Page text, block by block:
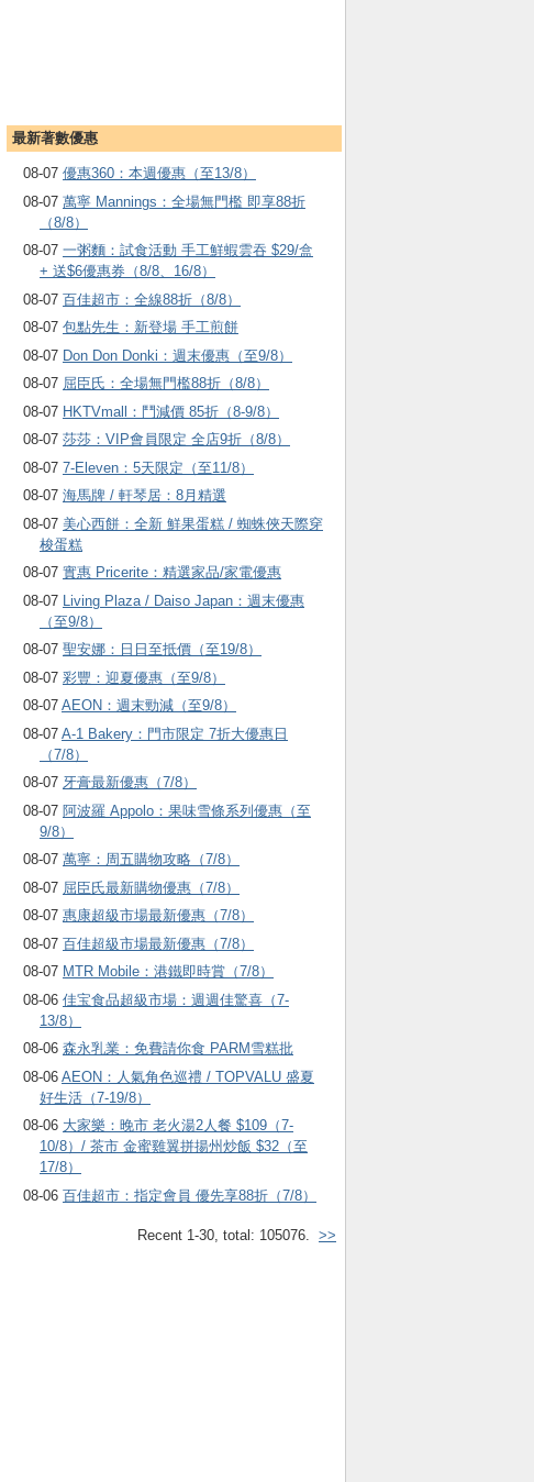
最新著數優惠
08-07 優惠360：本週優惠（至13/8）
08-07 萬寧 Mannings：全場無門檻 即享88折
（8/8）
08-07 一粥麵：試食活動 手工鮮蝦雲吞 $29/盒
+ 送$6優惠券（8/8、16/8）
08-07 百佳超市：全線88折（8/8）
08-07 包點先生：新登場 手工煎餅
08-07 Don Don Donki：週末優惠（至9/8）
08-07 屈臣氏：全場無門檻88折（8/8）
08-07 HKTVmall ：鬥減價 85折（8-9/8）
08-07 莎莎：VIP會員限定 全店9折（8/8）
08-07 7-Eleven：5天限定（至11/8）
08-07 海馬牌 / 軒琴居：8月精選
08-07 美心西餅：全新 鮮果蛋糕 / 蜘蛛俠天際穿
梭蛋糕
08-07 實惠 Pricerite：精選家品/家電優惠
08-07
Living Plaza / Daiso Japan：週末優惠
（至9/8）
08-07 聖安娜：日日至抵價（至19/8）
08-07 彩豐：迎夏優惠（至9/8）
08-07 AEON：週末勁減（至9/8）
08-07 A-1 Bakery：門市限定 7折大優惠日
（7/8）
08-07 牙膏最新優惠（7/8）
08-07 阿波羅 Appolo：果味雪條系列優惠（至
9/8）
08-07 萬寧：周五購物攻略（7/8）
08-07 屈臣氏最新購物優惠（7/8）
08-07 惠康超級市場最新優惠（7/8）
08-07 百佳超級市場最新優惠（7/8）
08-07 MTR Mobile：港鐵即時賞（7/8）
08-06 佳宝食品超級市場：週週佳驚喜（7-
13/8）
08-06 森永乳業：免費請你食 PARM雪糕批
08-06 AEON：人氣角色巡禮 / TOPVALU 盛夏
好生活（7-19/8）
08-06 大家樂：晚市 老火湯2人餐 $109（7-
10/8）/ 茶市 金蜜雞翼拼揚州炒飯 $32（至
17/8）
08-06 百佳超市：指定會員 優先享88折（7/8）
Recent 1-30, total: 105076. >>